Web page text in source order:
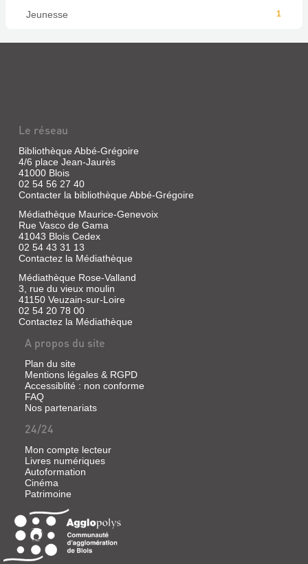
1
Jeunesse
Le réseau
Bibliothèque Abbé-Grégoire
4/6 place Jean-Jaurès
41000 Blois
02 54 56 27 40
Contacter la bibliothèque Abbé-Grégoire
Médiathèque Maurice-Genevoix
Rue Vasco de Gama
41043 Blois Cedex
02 54 43 31 13
Contactez la Médiathèque
Médiathèque Rose-Valland
3, rue du vieux moulin
41150 Veuzain-sur-Loire
02 54 20 78 00
Contactez la Médiathèque
A propos du site
Plan du site
Mentions légales & RGPD
Accessiblité : non conforme
FAQ
Nos partenariats
24/24
Mon compte lecteur
Livres numériques
Autoformation
Cinéma
Patrimoine